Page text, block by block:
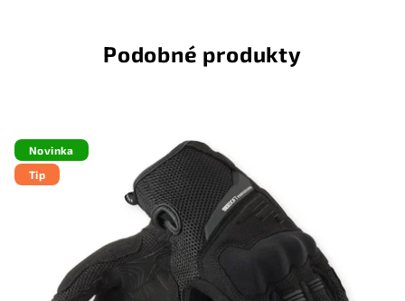
Podobné produkty
Novinka
Tip